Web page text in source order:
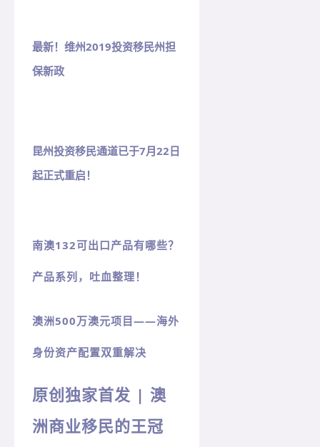
最新！ 维州2019投资移民州担
保新政
昆州投资移民通道已于7月22日
起正式重启！
南澳132可出口产品有哪些？
产品系列，吐血整理！
澳洲500万澳元项目——海外
身份资产配置双重解决
原创独家首发 | 澳
洲商业移民的王冠